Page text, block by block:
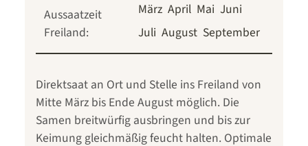
Aussaatzeit
Freiland:
März April Mai Juni
Juli August September
Direktsaat an Ort und Stelle ins Freiland von
Mitte März bis Ende August möglich. Die
Samen breitwürfig ausbringen und bis zur
Keimung gleichmäßig feucht halten. Optimale